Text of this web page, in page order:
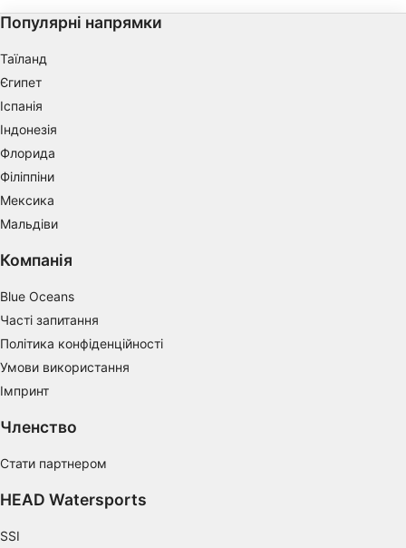
Популярні напрямки
Таїланд
Єгипет
Іспанія
Індонезія
Флорида
Філіппіни
Мексика
Мальдіви
Компанія
Blue Oceans
Часті запитання
Політика конфіденційності
Умови використання
Імпринт
Членство
Стати партнером
HEAD Watersports
SSI
Use profiles to select personalised content
Measure content performance
Understand audiences through statistics or
Develop and improve services
Use limited data to select content
actively requested
Performance
Functional
Advertising